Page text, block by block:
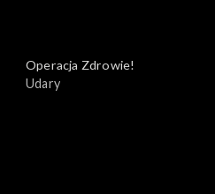
Operacja Zdrowie!
Udary